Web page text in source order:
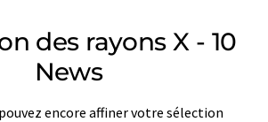
des rayons X - 10
News
encore affiner votre sélection